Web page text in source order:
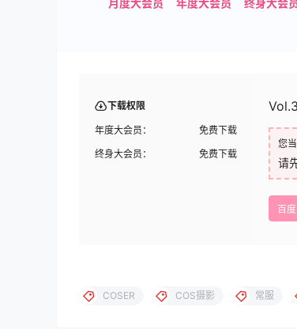
月度大会员 年度大会员 终身大会
下载权限
年度大会员：
免费下载
终身大会员：
免费下载
您
请
百
COSER COS摄影 常服